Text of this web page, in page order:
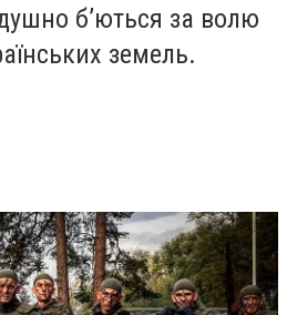
б’ються за волю
земель.